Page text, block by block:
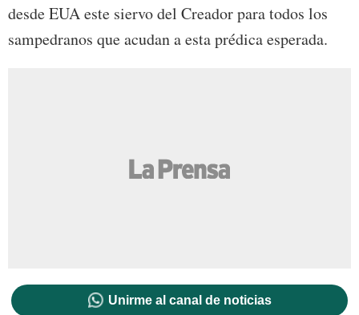
desde EUA este siervo del Creador para todos los
sampedranos que acudan a esta prédica esperada.
Unirme al canal de noticias